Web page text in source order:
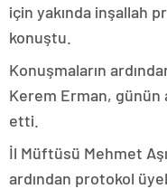
için yakında inşallah
konuştu.
Konuşmaların
Kerem Erman, günün
etti.
İl Müftüsü Mehmet
ardından protokol